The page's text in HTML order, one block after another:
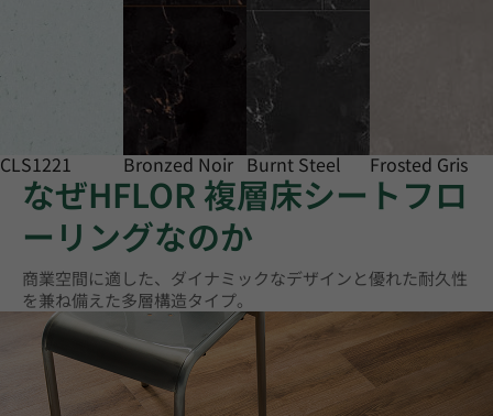
CLS1221 Bronzed Noir Burnt Steel Frosted Gris
なぜHFLOR 複層床シートフロ
ーリングなのか
商業空間に適した、ダイナミックなデザインと優れた耐久性
を兼ね備えた多層構造タイプ。